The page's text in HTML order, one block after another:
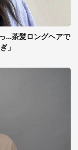
...茶髪ロングヘアで
」